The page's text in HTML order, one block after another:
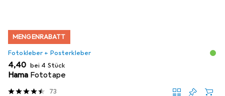
MENGENRABATT
Fotokleber + Posterkleber
EUR
4,40 bei 4 Stück
Hama Fototape
73